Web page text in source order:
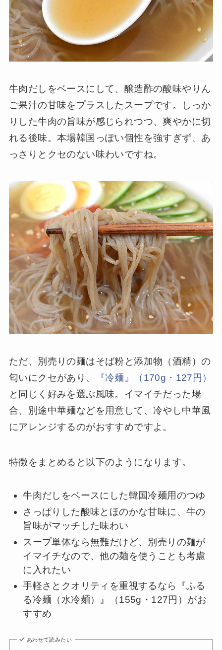
牛肉だしをベースにして、醸造酢の酸味やりん
ご果汁の甘味をプラスしたスープです。しっか
りした牛肉の旨味が感じられつつ、爽やかに切
れる後味。本場韓国っぽい個性を強すぎず、あ
っさりとクセのない味わいですね。
ただ、別売りの麺はそば粉と添加物（酒精）の
匂いにクセがあり、
『冷麺』（170g・127円）
と同じく好みを選ぶ風味。イマイチだった場
合、別途中華麺などを用意して、冷やし中華風
にアレンジするのがおすすめですよ。
特徴をまとめると以下のようになります。
牛肉だしをベースにした韓国冷麺用のつゆ
さっぱりした酸味とほのかな甘味に、牛の
旨味がマッチした味わい
スープ単体なら無難だけど、別売りの麺が
イマイチなので、他の麺を使うことも考慮
に入れたい
手軽さとクオリティを重視するなら『ふる
る冷麺（水冷麺）』（155g・127円）がお
すすめ
あわせて読みたい